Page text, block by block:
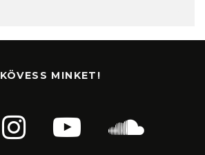
KÖVESS MINKET!